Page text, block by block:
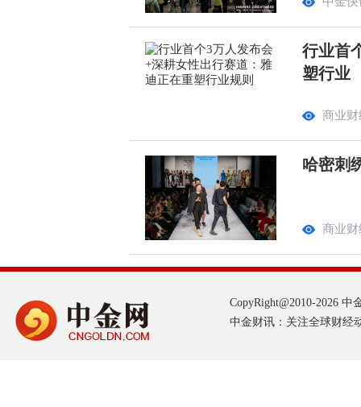
行业首
塑行业
商业财
哈密刺
商业财
CopyRight@2010-2026 中
中金财讯：关注全球财经